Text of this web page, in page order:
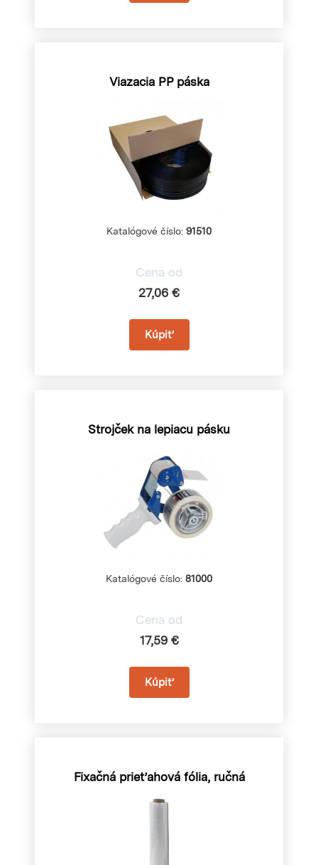
Viazacia PP páska
Katalógové číslo: 91510
Cena od
27,06 €
Strojček na lepiacu pásku
Katalógové číslo: 81000
Cena od
17,59 €
Fixačná prieťahová fólia, ručná